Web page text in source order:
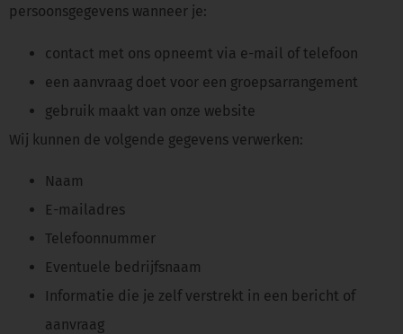
persoonsgegevens wanneer je:
contact met ons opneemt via e-mail of telefoon
een aanvraag doet voor een groepsarrangement
gebruik maakt van onze website
Wij kunnen de volgende gegevens verwerken:
Naam
E-mailadres
Telefoonnummer
Eventuele bedrijfsnaam
Informatie die je zelf verstrekt in een bericht of
aanvraag